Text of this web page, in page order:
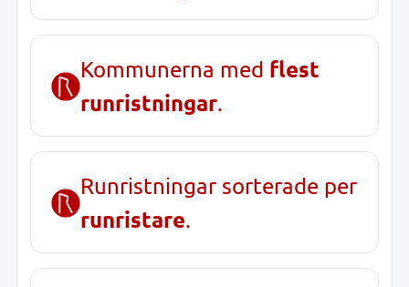
Kommunerna med flest
runristningar.
Runristningar sorterade per
runristare.